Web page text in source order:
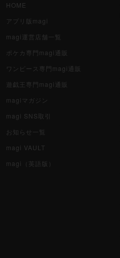
HOME
アプリ版magi
magi運営店舗一覧
ポケカ専門magi通販
ワンピース専門magi通販
遊戯王専門magi通販
magiマガジン
magi SNS取引
お知らせ一覧
magi VAULT
magi（英語版）